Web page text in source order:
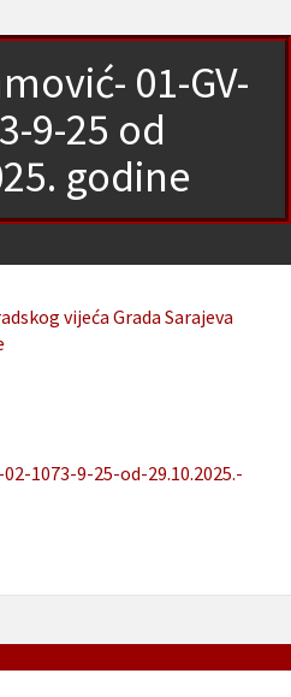
01-GV-
9-25 od
godine
vijeća Grada Sarajeva
1073-9-25-od-29.10.2025.-